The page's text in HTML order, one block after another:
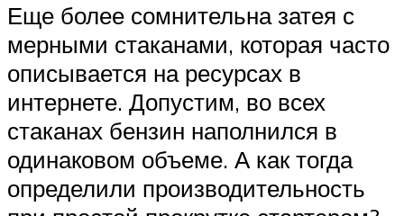
Еще более сомнительна затея с
мерными стаканами, которая часто
описывается на ресурсах в
интернете. Допустим, во всех
стаканах бензин наполнился в
одинаковом объеме. А как тогда
определили производительность